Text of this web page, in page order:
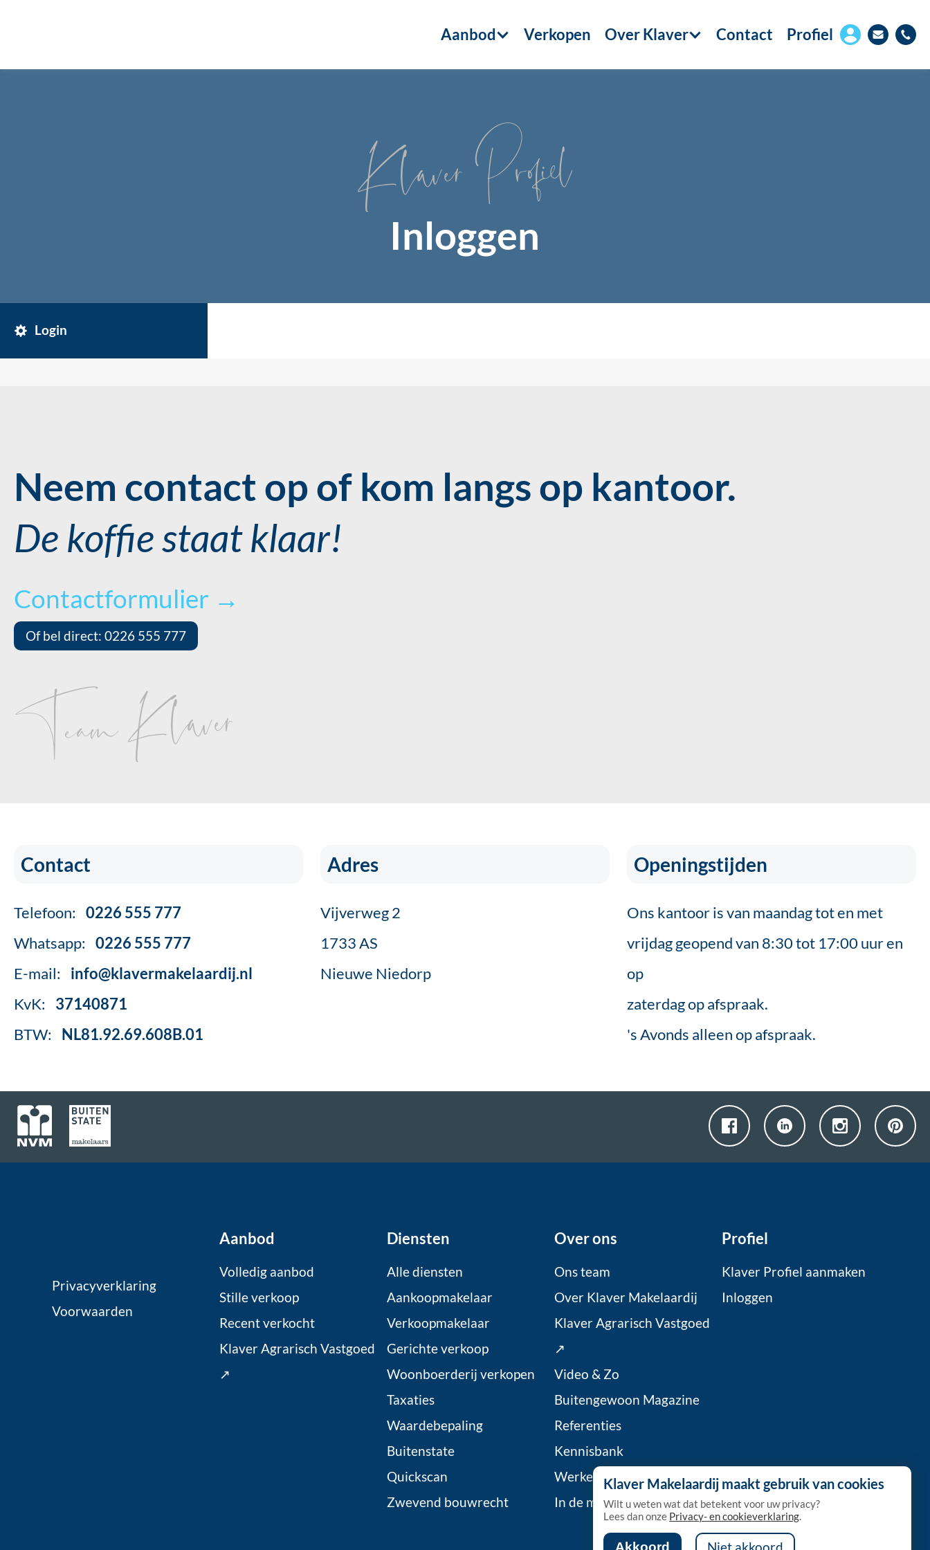
Aanbod Verkopen Over Klaver Contact Profiel
Klaver Profiel
Inloggen
Login
Neem contact op of kom langs op kantoor.
De koffie staat klaar!
Contactformulier →
Of bel direct: 0226 555 777
Team Klaver
Contact
Telefoon: 0226 555 777
Whatsapp: 0226 555 777
E-mail:
info@klavermakelaardij.nl
KvK:
37140871
BTW:
NL81.92.69.608B.01
Adres
Vijverweg 2
1733 AS
Nieuwe Niedorp
Openingstijden
Ons kantoor is van maandag tot en met
vrijdag geopend van 8:30 tot 17:00 uur en
op
zaterdag op afspraak.
's Avonds alleen op afspraak.
Privacyverklaring
Voorwaarden
Aanbod
Volledig aanbod
Stille verkoop
Recent verkocht
Klaver Agrarisch Vastgoed
↗
Diensten
Alle diensten
Aankoopmakelaar
Verkoopmakelaar
Gerichte verkoop
Woonboerderij verkopen
Taxaties
Waardebepaling
Buitenstate
Quickscan
Zwevend bouwrecht
Over ons
Ons team
Over Klaver Makelaardij
Klaver Agrarisch Vastgoed
↗
Video & Zo
Buitengewoon Magazine
Referenties
Kennisbank
Werken bij Klaver
In de media
Profiel
Klaver Profiel aanmaken
Inloggen
Klaver Makelaardij maakt gebruik van cookies
Wilt u weten wat dat betekent voor uw privacy?
Lees dan onze Privacy- en cookieverklaring
Akkoord Niet akkoord